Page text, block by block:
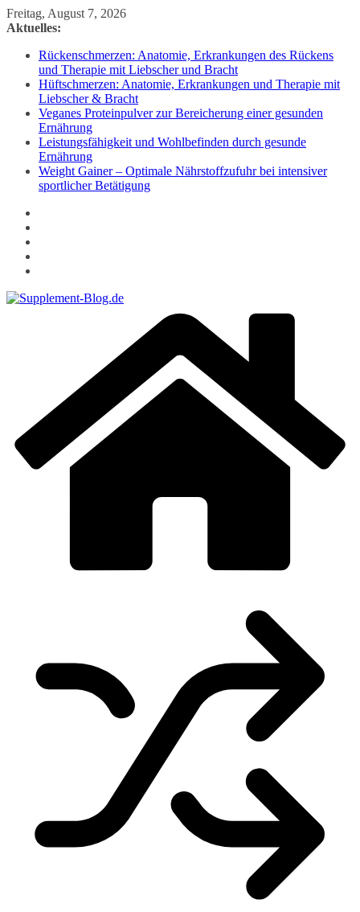
Zum
Inhalt
Freitag, August 7, 2026
Aktuelles:
Rückenschmerzen: Anatomie, Erkrankungen des Rückens
und Therapie mit Liebscher und Bracht
Hüftschmerzen: Anatomie, Erkrankungen und Therapie mit
Liebscher & Bracht
Veganes Proteinpulver zur Bereicherung einer gesunden
Ernährung
Leistungsfähigkeit und Wohlbefinden durch gesunde
Ernährung
Weight Gainer – Optimale Nährstoffzufuhr bei intensiver
sportlicher Betätigung